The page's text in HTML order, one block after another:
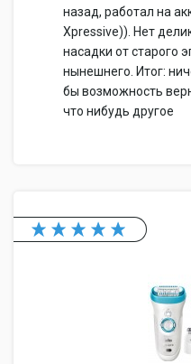
назад, работал на
Xpressive)). Нет
насадки от старого
нынешнего. Итог:
бы возможность
что нибудь другое